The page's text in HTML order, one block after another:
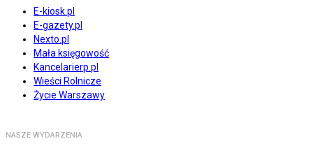
E-kiosk.pl
E-gazety.pl
Nexto.pl
Mała księgowość
Kancelarierp.pl
Wieści Rolnicze
Życie Warszawy
NASZE WYDARZENIA